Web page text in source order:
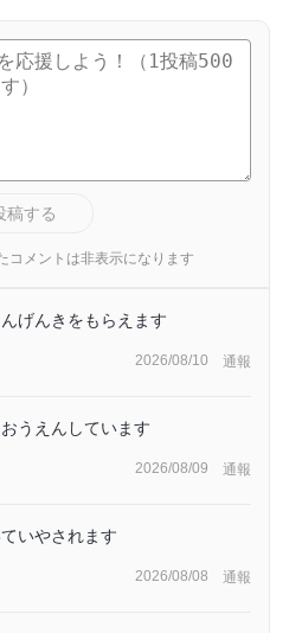
稿する
コメントは非表示になります
げんきをもらえます
2026/08/10 通報
うえんしています
2026/08/09 通報
いやされます
2026/08/08 通報